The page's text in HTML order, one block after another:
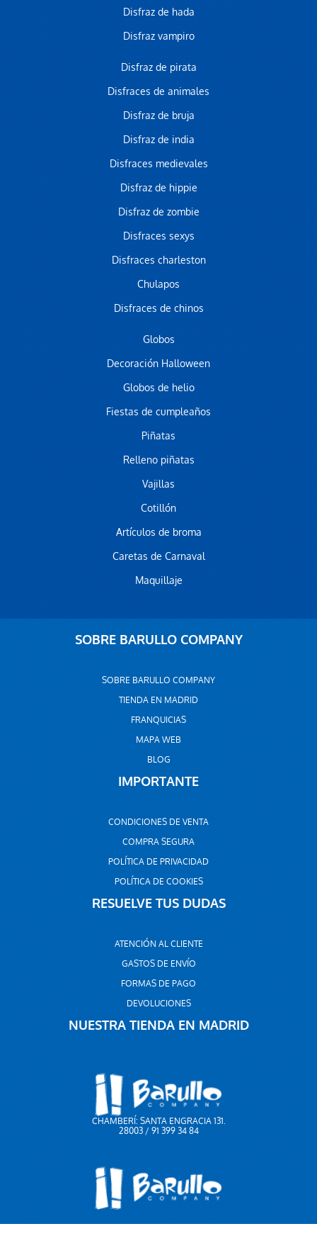
Disfraz de hada
Disfraz vampiro
Disfraz de pirata
Disfraces de animales
Disfraz de bruja
Disfraz de india
Disfraces medievales
Disfraz de hippie
Disfraz de zombie
Disfraces sexys
Disfraces charleston
Chulapos
Disfraces de chinos
Globos
Decoración Halloween
Globos de helio
Fiestas de cumpleaños
Piñatas
Relleno piñatas
Vajillas
Cotillón
Artículos de broma
Caretas de Carnaval
Maquillaje
SOBRE BARULLO COMPANY
SOBRE BARULLO COMPANY
TIENDA EN MADRID
FRANQUICIAS
MAPA WEB
BLOG
IMPORTANTE
CONDICIONES DE VENTA
COMPRA SEGURA
POLÍTICA DE PRIVACIDAD
POLÍTICA DE COOKIES
RESUELVE TUS DUDAS
ATENCIÓN AL CLIENTE
GASTOS DE ENVÍO
FORMAS DE PAGO
DEVOLUCIONES
NUESTRA TIENDA EN MADRID
CHAMBERÍ: SANTA ENGRACIA 131.
28003 / 91 399 34 84